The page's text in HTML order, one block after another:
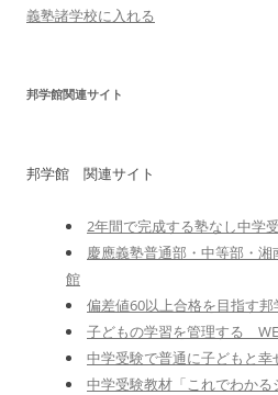
義塾諸学校に入れる
邦学館関連サイト
邦学館 関連サイト
2年間で完成する塾なし中
慶應義塾普通部・中等部・
館
偏差値60以上合格を目指す
子どもの学習を管理する
中学受験で普通に子どもと幸
中学受験教材「これでわか